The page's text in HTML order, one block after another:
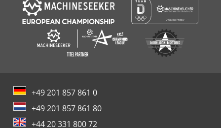
+49 201 857 861 0
+49 201 857 861 80
+44 20 331 800 72